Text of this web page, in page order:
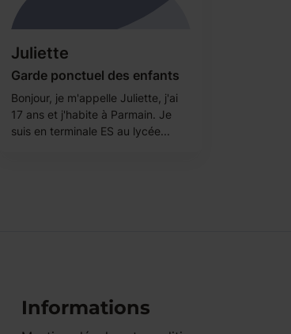
Juliette
Garde ponctuel des enfants
Bonjour, je m'appelle Juliette, j'ai
17 ans et j'habite à Parmain. Je
suis en terminale ES au lycée...
Informations